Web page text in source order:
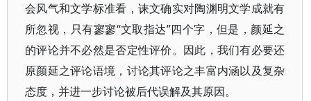
会风气和文学标准看，诔文确实对陶渊明文学成就有
所忽视，只有寥寥“文取指达”四个字，但是，颜延之
的评论并不必然是否定性评价。因此，我们有必要还
原颜延之评论语境，讨论其评论之丰富内涵以及复杂
态度，并进一步讨论被后代误解及其原因。